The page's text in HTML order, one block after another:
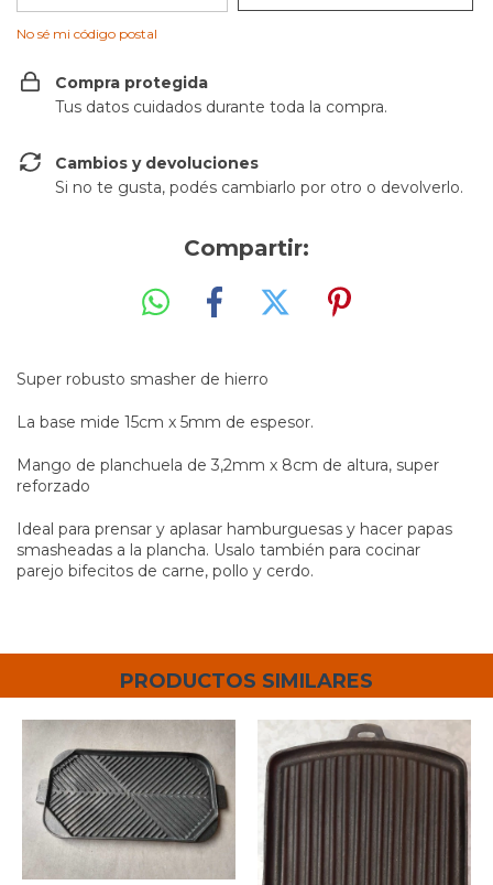
No sé mi código postal
Compra protegida
Tus datos cuidados durante toda la compra.
Cambios y devoluciones
Si no te gusta, podés cambiarlo por otro o devolverlo.
Compartir:
Super robusto smasher de hierro
La base mide 15cm x 5mm de espesor.
Mango de planchuela de 3,2mm x 8cm de altura, super
reforzado
Ideal para prensar y aplasar hamburguesas y hacer papas
smasheadas a la plancha. Usalo también para cocinar
parejo bifecitos de carne, pollo y cerdo.
PRODUCTOS SIMILARES